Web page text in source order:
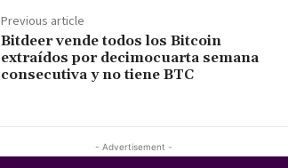
Previous article
Bitdeer vende todos los Bitcoin
extraídos por decimocuarta semana
consecutiva y no tiene BTC
- Advertisement -